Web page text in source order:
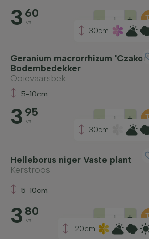
3 60
va - +
30cm
Geranium macrorrhizum 'Czakor'
Bodembedekker
Ooievaarsbek
5-10cm
3 95
va - +
30cm
Helleborus niger Vaste plant
Kerstroos
5-10cm
3 80
va - +
120cm